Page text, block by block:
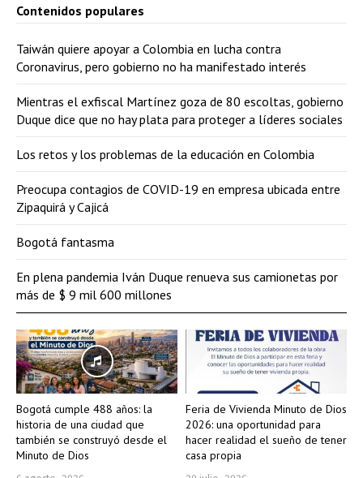
Bogotá cumple 488 años: la
historia de una ciudad que
también se construyó desde el
Minuto de Dios
Feria de Vivienda Minuto de Dios
2026: una oportunidad para
hacer realidad el sueño de tener
casa propia
Contenidos populares
Taiwán quiere apoyar a Colombia en lucha contra
Coronavirus, pero gobierno no ha manifestado interés
Mientras el exfiscal Martínez goza de 80 escoltas, gobierno
Duque dice que no hay plata para proteger a líderes sociales
Los retos y los problemas de la educación en Colombia
Preocupa contagios de COVID-19 en empresa ubicada entre
Zipaquirá y Cajicá
Bogotá fantasma
En plena pandemia Iván Duque renueva sus camionetas por
más de $ 9 mil 600 millones